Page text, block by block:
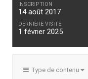
INSCRIPTION
14 août 2017
DERNIÈRE VISITE
1 février 2025
Type de contenu